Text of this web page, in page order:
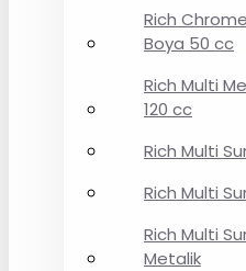
Rich
Boya 50 cc
Rich Multi
120 cc
Rich Multi
Rich Multi
Rich Multi
Metalik